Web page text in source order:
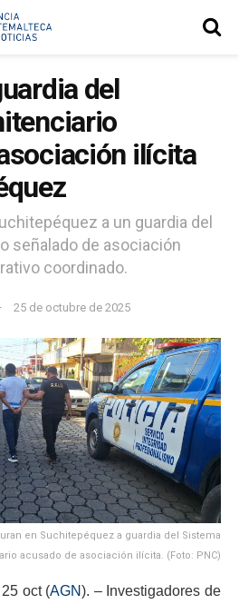
del
ilícita
a un guardia del
señalado de asociación
coordinado.
25 de octubre de 2025
en Suchitepéquez a guardia del Sistema
acusado de asociación ilícita. (Foto: PNC)
oct (AGN). – Investigadores de